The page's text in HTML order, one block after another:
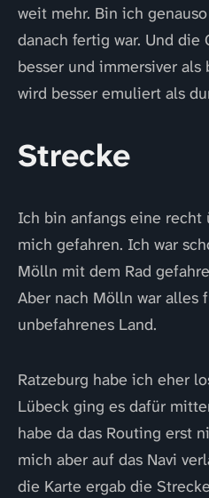
weit mehr. Bin ich
danach fertig war. Und
besser und immersiver als
wird besser emuliert als
Strecke
Ich bin anfangs eine
mich gefahren. Ich war
Mölln mit dem Rad
Aber nach Mölln war alles
unbefahrenes Land.
Ratzeburg habe ich eher
Lübeck ging es dafür
habe da das Routing erst
mich aber auf das Navi
die Karte ergab die